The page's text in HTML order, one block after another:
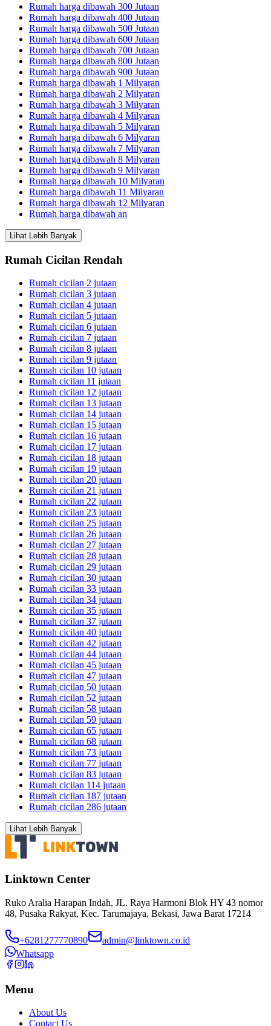
Rumah harga dibawah 300 Jutaan
Rumah harga dibawah 400 Jutaan
Rumah harga dibawah 500 Jutaan
Rumah harga dibawah 600 Jutaan
Rumah harga dibawah 700 Jutaan
Rumah harga dibawah 800 Jutaan
Rumah harga dibawah 900 Jutaan
Rumah harga dibawah 1 Milyaran
Rumah harga dibawah 2 Milyaran
Rumah harga dibawah 3 Milyaran
Rumah harga dibawah 4 Milyaran
Rumah harga dibawah 5 Milyaran
Rumah harga dibawah 6 Milyaran
Rumah harga dibawah 7 Milyaran
Rumah harga dibawah 8 Milyaran
Rumah harga dibawah 9 Milyaran
Rumah harga dibawah 10 Milyaran
Rumah harga dibawah 11 Milyaran
Rumah harga dibawah 12 Milyaran
Rumah harga dibawah an
Lihat Lebih Banyak
Rumah Cicilan Rendah
Rumah cicilan 2 jutaan
Rumah cicilan 3 jutaan
Rumah cicilan 4 jutaan
Rumah cicilan 5 jutaan
Rumah cicilan 6 jutaan
Rumah cicilan 7 jutaan
Rumah cicilan 8 jutaan
Rumah cicilan 9 jutaan
Rumah cicilan 10 jutaan
Rumah cicilan 11 jutaan
Rumah cicilan 12 jutaan
Rumah cicilan 13 jutaan
Rumah cicilan 14 jutaan
Rumah cicilan 15 jutaan
Rumah cicilan 16 jutaan
Rumah cicilan 17 jutaan
Rumah cicilan 18 jutaan
Rumah cicilan 19 jutaan
Rumah cicilan 20 jutaan
Rumah cicilan 21 jutaan
Rumah cicilan 22 jutaan
Rumah cicilan 23 jutaan
Rumah cicilan 25 jutaan
Rumah cicilan 26 jutaan
Rumah cicilan 27 jutaan
Rumah cicilan 28 jutaan
Rumah cicilan 29 jutaan
Rumah cicilan 30 jutaan
Rumah cicilan 33 jutaan
Rumah cicilan 34 jutaan
Rumah cicilan 35 jutaan
Rumah cicilan 37 jutaan
Rumah cicilan 40 jutaan
Rumah cicilan 42 jutaan
Rumah cicilan 44 jutaan
Rumah cicilan 45 jutaan
Rumah cicilan 47 jutaan
Rumah cicilan 50 jutaan
Rumah cicilan 52 jutaan
Rumah cicilan 58 jutaan
Rumah cicilan 59 jutaan
Rumah cicilan 65 jutaan
Rumah cicilan 68 jutaan
Rumah cicilan 73 jutaan
Rumah cicilan 77 jutaan
Rumah cicilan 83 jutaan
Rumah cicilan 114 jutaan
Rumah cicilan 187 jutaan
Rumah cicilan 286 jutaan
Lihat Lebih Banyak
Linktown Center
Ruko Aralia Harapan Indah, JL. Raya Harmoni Blok HY 43 nomor
48, Pusaka Rakyat, Kec. Tarumajaya, Bekasi, Jawa Barat 17214
+6281277770890
admin@linktown.co.id
Whatsapp
Menu
About Us
Contact Us